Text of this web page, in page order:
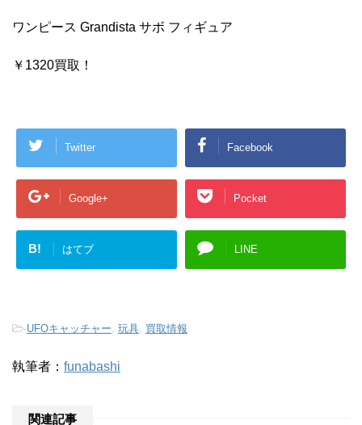
ワンピース Grandista サボ フィギュア
￥1320買取！
Twitter Facebook
Google+ Pocket
B! はてブ LINE
-UFOキャッチャー 玩具 買取情報
執筆者： funabashi
関連記事